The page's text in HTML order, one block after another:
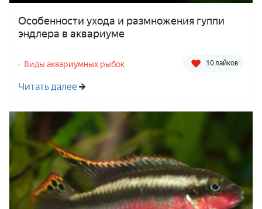
Особенности ухода и размножения гуппи
эндлера в аквариуме
Виды аквариумных рыбок 10 лайков
Читать далее